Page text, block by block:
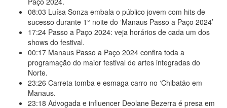
08:03 Luísa Sonza embala o público jovem com hits de
sucesso durante 1° noite do ‘Manaus Passo a Paço 2024’
17:24 Passo a Paço 2024: veja horários de cada um dos
shows do festival.
00:17 Manaus Passo a Paço 2024 confira toda a
programação do maior festival de artes integradas do
Norte.
23:26 Carreta tomba e esmaga carro no ‘Chibatão em
Manaus.
23:18 Advogada e influencer Deolane Bezerra é presa em